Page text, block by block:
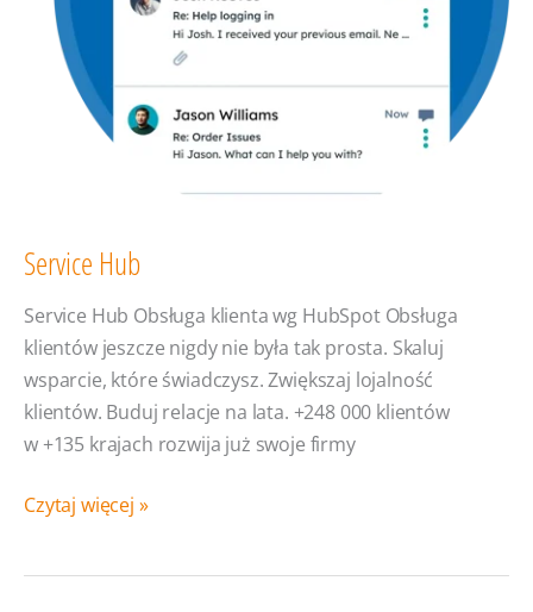
Service Hub
Service Hub Obsługa klienta wg HubSpot Obsługa
klientów jeszcze nigdy nie była tak prosta. Skaluj
wsparcie, które świadczysz. Zwiększaj lojalność
klientów. Buduj relacje na lata. +248 000 klientów
w +135 krajach rozwija już swoje firmy
Service
Czytaj więcej »